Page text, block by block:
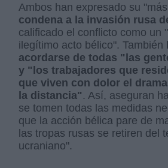
Ambos han expresado su
condena a la invasión rusa
calificado el conflicto como un
ilegítimo acto bélico". También
acordarse de todas "las
y "los trabajadores que
que viven con dolor el
la distancia" . Así, aseguran
se tomen todas las medidas
que la acción bélica pare de
las tropas rusas se retiren del
ucraniano".